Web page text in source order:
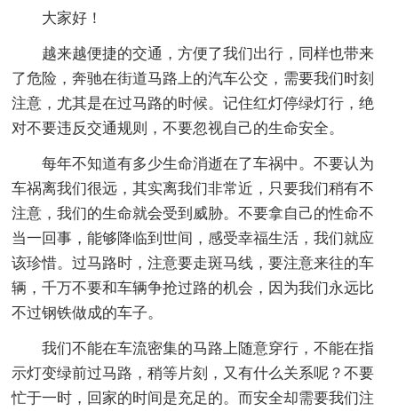
大家好！
越来越便捷的交通，方便了我们出行，同样也带来
了危险，奔驰在街道马路上的汽车公交，需要我们时刻
注意，尤其是在过马路的时候。记住红灯停绿灯行，绝
对不要违反交通规则，不要忽视自己的生命安全。
每年不知道有多少生命消逝在了车祸中。不要认为
车祸离我们很远，其实离我们非常近，只要我们稍有不
注意，我们的生命就会受到威胁。不要拿自己的性命不
当一回事，能够降临到世间，感受幸福生活，我们就应
该珍惜。过马路时，注意要走斑马线，要注意来往的车
辆，千万不要和车辆争抢过路的机会，因为我们永远比
不过钢铁做成的车子。
我们不能在车流密集的马路上随意穿行，不能在指
示灯变绿前过马路，稍等片刻，又有什么关系呢？不要
忙于一时，回家的时间是充足的。而安全却需要我们注